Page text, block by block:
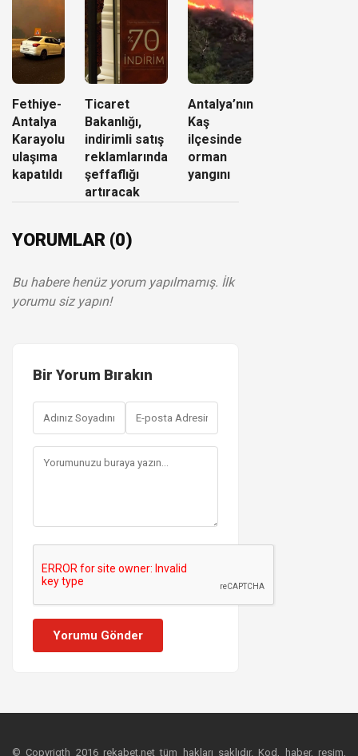
Fethiye-
Antalya
Karayolu
ulaşıma
kapatıldı
Ticaret
Bakanlığı,
indirimli satış
reklamlarında
şeffaflığı
artıracak
Antalya’nın
Kaş
ilçesinde
orman
yangını
YORUMLAR (0)
Bu habere henüz yorum yapılmamış. İlk
yorumu siz yapın!
Bir Yorum Bırakın
Yorumu Gönder
© Copyrigth 2016 rekabet.net tüm hakları saklıdır. Kod, haber, resim,